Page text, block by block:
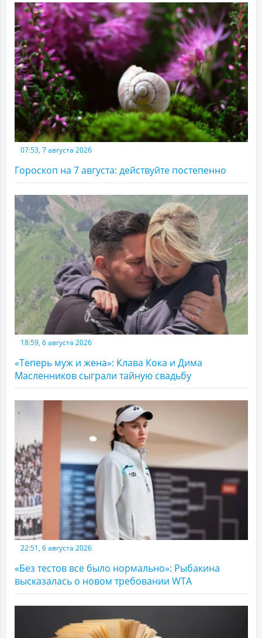
07:53, 7 августа 2026
Гороскоп на 7 августа: действуйте постепенно
18:59, 6 августа 2026
«Теперь муж и жена»: Клава Кока и Дима
Масленников сыграли тайную свадьбу
22:51, 6 августа 2026
«Без тестов все было нормально»: Рыбакина
высказалась о новом требовании WTA